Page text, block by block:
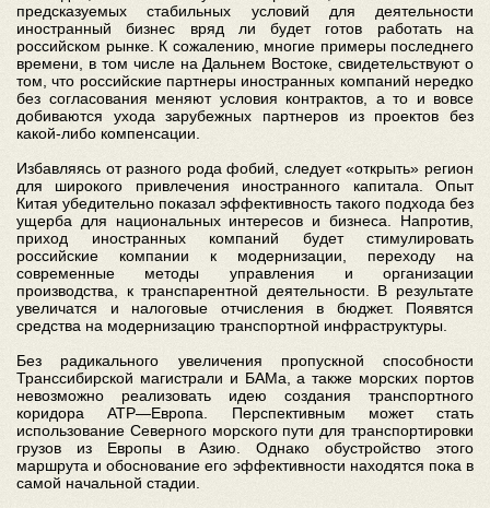
предсказуемых стабильных условий для деятельности
иностранный бизнес вряд ли будет готов работать на
российском рынке. К сожалению, многие примеры последнего
времени, в том числе на Дальнем Востоке, свидетельствуют о
том, что российские партнеры иностранных компаний нередко
без согласования меняют условия контрактов, а то и вовсе
добиваются ухода зарубежных партнеров из проектов без
какой-либо компенсации.
Избавляясь от разного рода фобий, следует «открыть» регион
для широкого привлечения иностранного капитала. Опыт
Китая убедительно показал эффективность такого подхода без
ущерба для национальных интересов и бизнеса. Напротив,
приход иностранных компаний будет стимулировать
российские компании к модернизации, переходу на
современные методы управления и организации
производства, к транспарентной деятельности. В результате
увеличатся и налоговые отчисления в бюджет. Появятся
средства на модернизацию транспортной инфраструктуры.
Без радикального увеличения пропускной способности
Транссибирской магистрали и БАМа, а также морских портов
невозможно реализовать идею создания транспортного
коридора АТР—Европа. Перспективным может стать
использование Северного морского пути для транспортировки
грузов из Европы в Азию. Однако обустройство этого
маршрута и обоснование его эффективности находятся пока в
самой начальной стадии.